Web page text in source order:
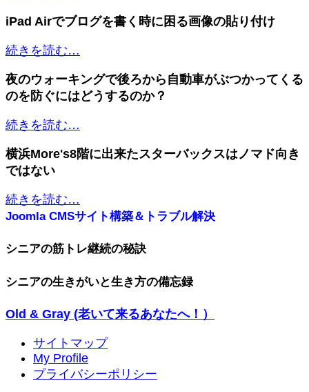
iPad Airでブログを書く時に困る画像の貼り付け
続きを読む…
夜のウォーキングで後ろから自動車がぶつかってくる
のを防ぐにはどうするのか？
続きを読む…
横浜More's8階に出来たスターバックスはノマド向き
ではない
続きを読む…
Joomla CMSサイト構築＆トラブル解決
シニアの筋トレ継続の秘訣
シニアの生きがいと生き方の備忘録
Old & Gray (老いて来るあなたへ！）
サイトマップ
My Profile
プライバシーポリシー